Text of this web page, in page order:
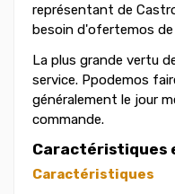
représentant de
besoin d'ofertemos de
La plus grande vertu
service. Ppodemos
généralement le jour
commande.
Caractéristiques
Caractéristiques